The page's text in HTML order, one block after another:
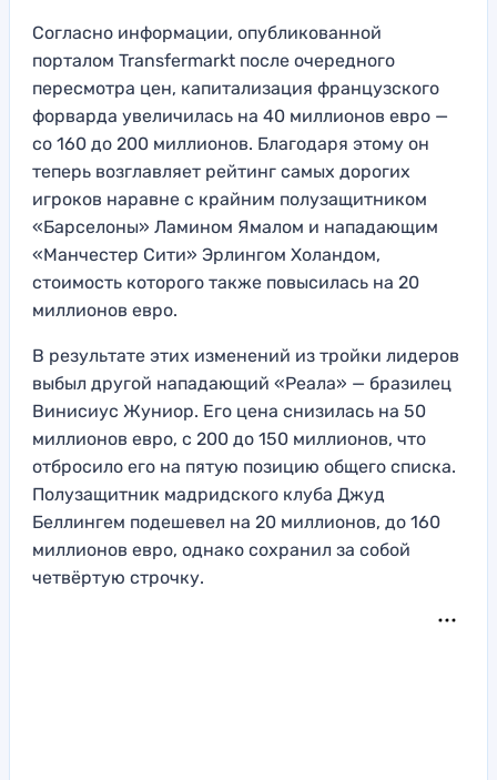
Согласно информации, опубликованной
порталом Transfermarkt после очередного
пересмотра цен, капитализация французского
форварда увеличилась на 40 миллионов евро —
со 160 до 200 миллионов. Благодаря этому он
теперь возглавляет рейтинг самых дорогих
игроков наравне с крайним полузащитником
«Барселоны» Ламином Ямалом и нападающим
«Манчестер Сити» Эрлингом Холандом,
стоимость которого также повысилась на 20
миллионов евро.
В результате этих изменений из тройки лидеров
выбыл другой нападающий «Реала» — бразилец
Винисиус Жуниор. Его цена снизилась на 50
миллионов евро, с 200 до 150 миллионов, что
отбросило его на пятую позицию общего списка.
Полузащитник мадридского клуба Джуд
Беллингем подешевел на 20 миллионов, до 160
миллионов евро, однако сохранил за собой
четвёртую строчку.